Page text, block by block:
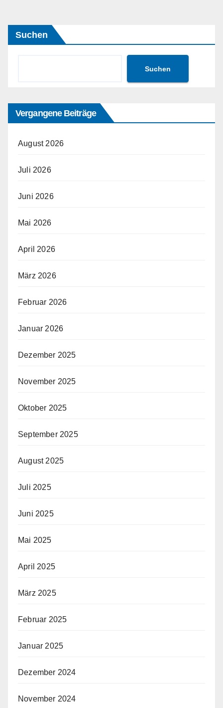
Suchen
Suchen
Vergangene Beiträge
August 2026
Juli 2026
Juni 2026
Mai 2026
April 2026
März 2026
Februar 2026
Januar 2026
Dezember 2025
November 2025
Oktober 2025
September 2025
August 2025
Juli 2025
Juni 2025
Mai 2025
April 2025
März 2025
Februar 2025
Januar 2025
Dezember 2024
November 2024